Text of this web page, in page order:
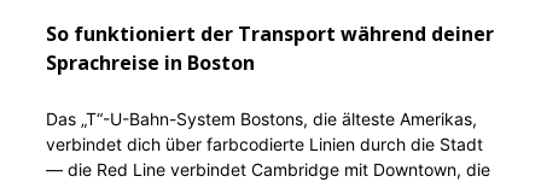
So funktioniert der Transport während deiner
Sprachreise in Boston
Das „T“-U-Bahn-System Bostons, die älteste Amerikas,
verbindet dich über farbcodierte Linien durch die Stadt
— die Red Line verbindet Cambridge mit Downtown, die